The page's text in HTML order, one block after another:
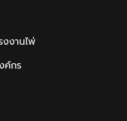
งงานไพ่
ค์กร